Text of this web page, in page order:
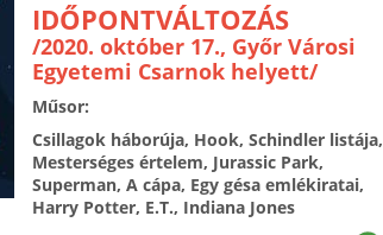
IDŐPONTVÁLTOZÁS
/2020. október 17., Győr Városi
Egyetemi Csarnok helyett/
Műsor:
Csillagok háborúja, Hook, Schindler listája,
Mesterséges értelem, Jurassic Park,
Superman, A cápa, Egy gésa emlékiratai,
Harry Potter, E.T., Indiana Jones